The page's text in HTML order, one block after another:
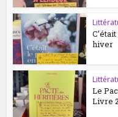
hiver
Le
Livre